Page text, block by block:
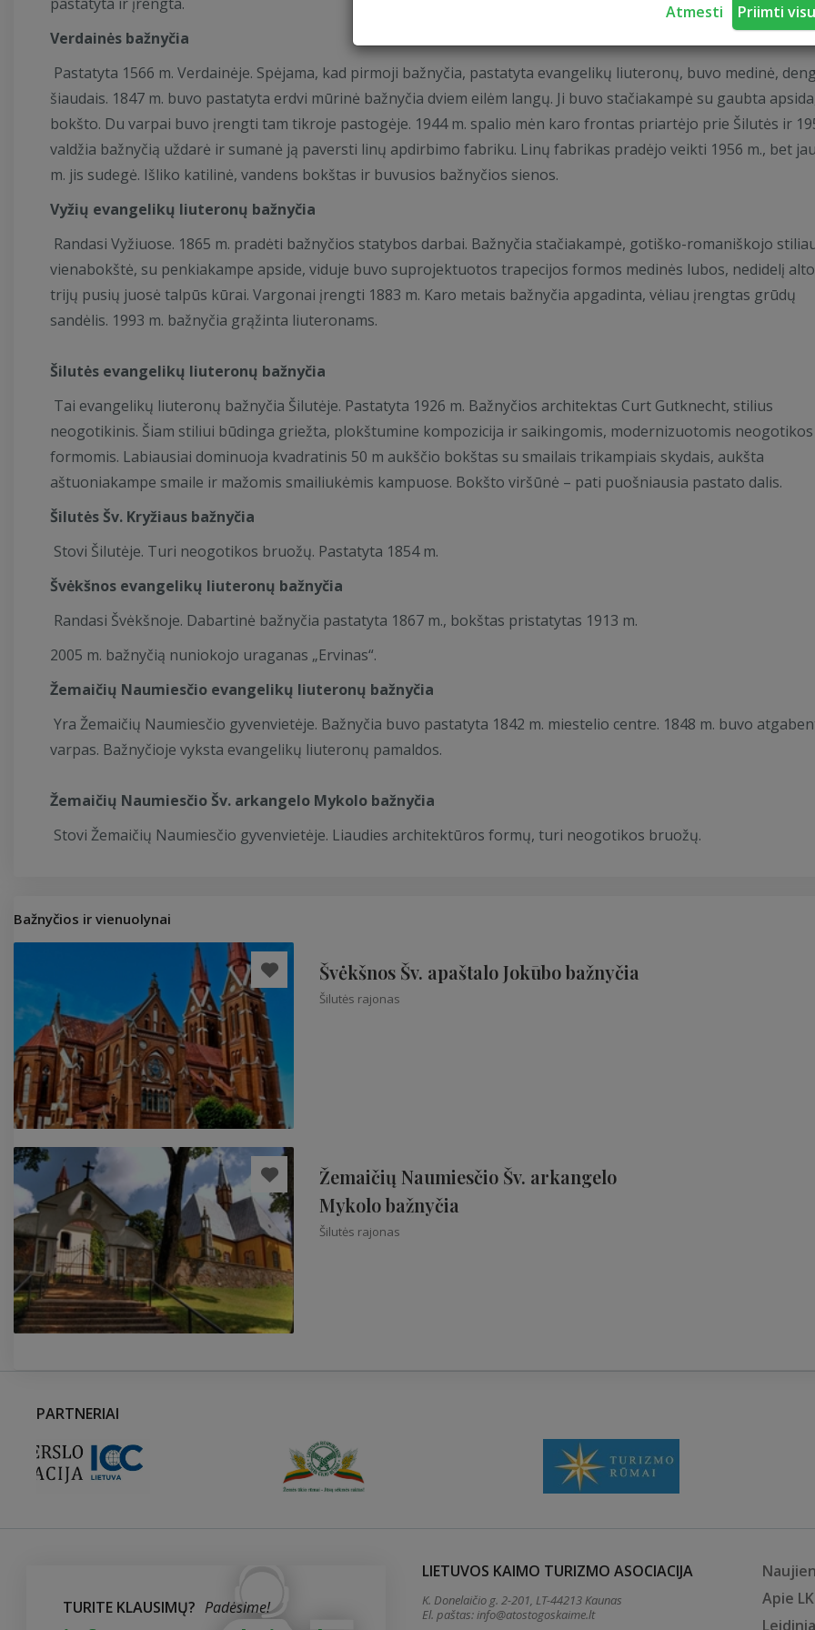
Atmesti Priimti
Verdainės bažnyčia
Pastatyta 1566 m. Verdainėje. Spėjama, kad pirmoji bažnyčia, pastatyta evangelikų liuteronų, buvo medinė,
šiaudais. 1847 m. buvo pastatyta erdvi mūrinė bažnyčia dviem eilėm langų. Ji buvo stačiakampė su gaubta
bokšto. Du varpai buvo įrengti tam tikroje pastogėje. 1944 m. spalio mėn karo frontas priartėjo prie Šilutės ir
valdžia bažnyčią uždarė ir sumanė ją paversti linų apdirbimo fabriku. Linų fabrikas pradėjo veikti 1956 m., bet
m. jis sudegė. Išliko katilinė, vandens bokštas ir buvusios bažnyčios sienos.
Vyžių evangelikų liuteronų bažnyčia
Randasi Vyžiuose. 1865 m. pradėti bažnyčios statybos darbai. Bažnyčia stačiakampė, gotiško-romaniškojo
vienabokštė, su penkiakampe apside, viduje buvo suprojektuotos trapecijos formos medinės lubos, nedidelį
trijų pusių juosė talpūs kūrai. Vargonai įrengti 1883 m. Karo metais bažnyčia apgadinta, vėliau įrengtas grūdų
sandėlis. 1993 m. bažnyčia grąžinta liuteronams.
Šilutės evangelikų liuteronų bažnyčia
Tai evangelikų liuteronų bažnyčia Šilutėje. Pastatyta 1926 m. Bažnyčios architektas Curt Gutknecht, stilius
neogotikinis. Šiam stiliui būdinga griežta, plokštumine kompozicija ir saikingomis, modernizuotomis neogotikos
formomis. Labiausiai dominuoja kvadratinis 50 m aukščio bokštas su smailais trikampiais skydais, aukšta
aštuoniakampe smaile ir mažomis smailiukėmis kampuose. Bokšto viršūnė – pati puošniausia pastato dalis.
Šilutės Šv. Kryžiaus bažnyčia
Stovi Šilutėje. Turi neogotikos bruožų. Pastatyta 1854 m.
Švėkšnos evangelikų liuteronų bažnyčia
Randasi Švėkšnoje. Dabartinė bažnyčia pastatyta 1867 m., bokštas pristatytas 1913 m.
2005 m. bažnyčią nuniokojo uraganas „Ervinas“.
Žemaičių Naumiesčio evangelikų liuteronų bažnyčia
Yra Žemaičių Naumiesčio gyvenvietėje. Bažnyčia buvo pastatyta 1842 m. miestelio centre. 1848 m. buvo
varpas. Bažnyčioje vyksta evangelikų liuteronų pamaldos.
Žemaičių Naumiesčio Šv. arkangelo Mykolo bažnyčia
Stovi Žemaičių Naumiesčio gyvenvietėje. Liaudies architektūros formų, turi neogotikos bruožų.
Bažnyčios ir vienuolynai
Švėkšnos Šv. apaštalo Jokūbo bažnyčia
Šilutės rajonas
Žemaičių Naumiesčio Šv. arkangelo
Mykolo bažnyčia
Šilutės rajonas
PARTNERIAI
TURITE KLAUSIMŲ? Padėsime!
LIETUVOS KAIMO TURIZMO ASOCIACIJA
K. Donelaičio g. 2-201, LT-44213 Kaunas
El. paštas:info@atostogoskaime.lt
Apie